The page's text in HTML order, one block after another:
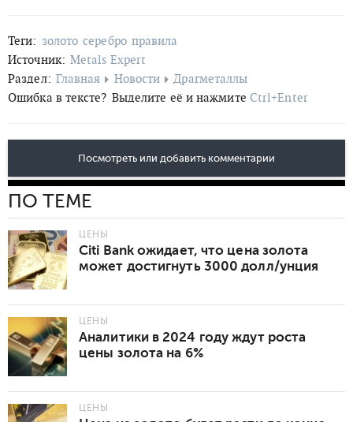
Теги: золото серебро правила
Источник: Metals Expert
Раздел: Главная Новости
Драгметаллы
Ошибка в тексте? Выделите её и нажмите Ctrl+Enter
Посмотреть или добавить комментарии
ПО ТЕМЕ
ЦЕНЫ
Citi Bank ожидает, что цена золота
может достигнуть 3000 долл/унция
ЦЕНЫ
Аналитики в 2024 году ждут роста
цены золота на 6%
ЦЕНЫ